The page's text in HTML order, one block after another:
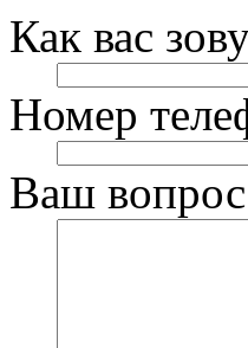
Как вас
Номер
Ваш вопрос